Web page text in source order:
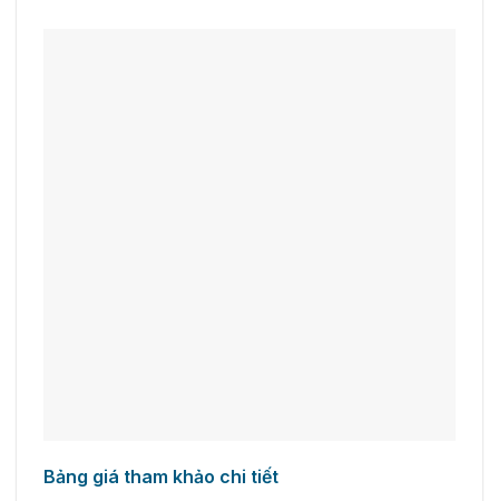
Bảng giá tham khảo chi tiết